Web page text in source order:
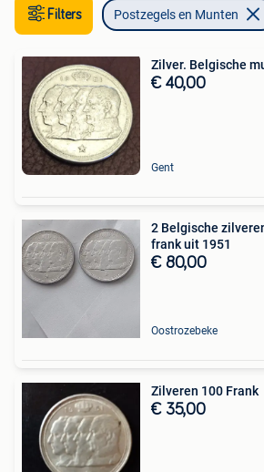
Filters Postzegels en Munten
Zilver. Belgische
€ 40,00
Gent
2 Belgische
frank uit 1951
€ 80,00
Oostrozebeke
Zilveren 100 Frank
€ 35,00